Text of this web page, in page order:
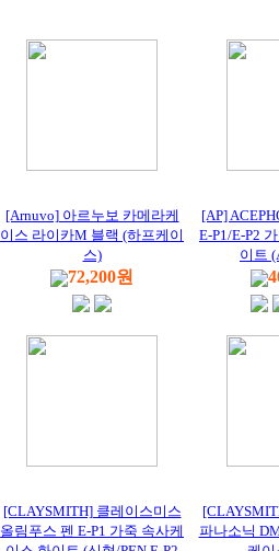
[Arnuvo] 아르누보 카메라케
이스 라이카M 블랙 (하프케이
스)
72,200원
[AP]
E-P1/E-P2
이트
[CLAYSMITH] 클레이스미스
올림푸스 펜 E-P1 가죽 속사케
파나소닉